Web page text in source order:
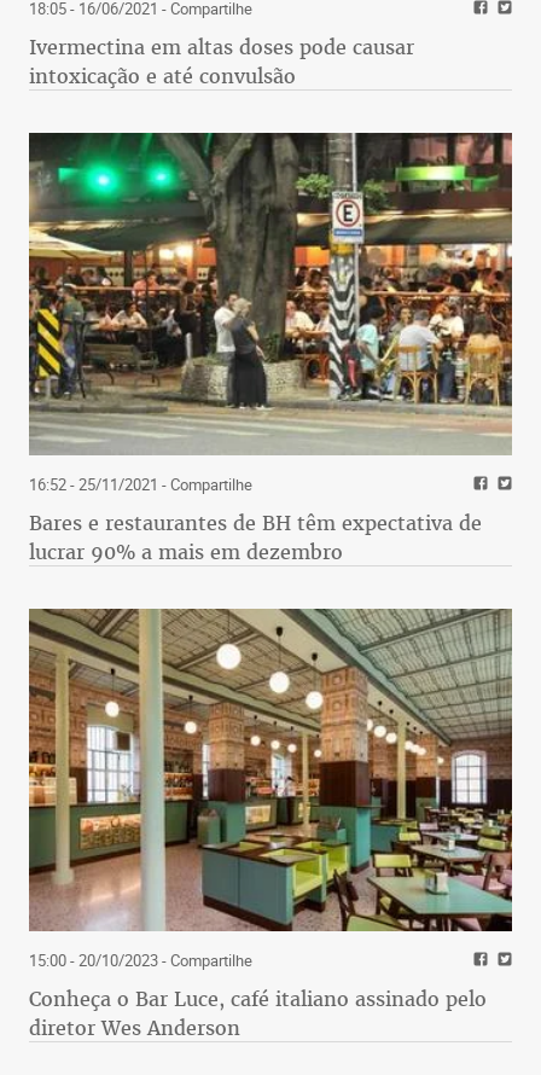
18:05 - 16/06/2021 - Compartilhe
Ivermectina em altas doses pode causar
intoxicação e até convulsão
16:52 - 25/11/2021 - Compartilhe
Bares e restaurantes de BH têm expectativa de
lucrar 90% a mais em dezembro
15:00 - 20/10/2023- Compartilhe
Conheça o Bar Luce, café italiano assinado pelo
diretor Wes Anderson